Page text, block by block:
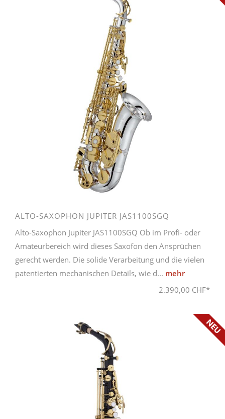
ALTO-SAXOPHON JUPITER JAS1100SGQ
Alto-Saxophon Jupiter JAS1100SGQ Ob im Profi- oder
Amateurbereich wird dieses Saxofon den Ansprüchen
gerecht werden. Die solide Verarbeitung und die vielen
patentierten mechanischen Details, wie d... mehr
2.390,00 CHF*